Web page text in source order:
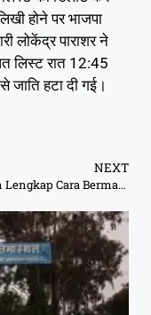
होने पर भाजपा
लोकेंद्र पाराशर ने
लिस्ट रात 12:45
जाति हटा दी गई।
NEXT
Panduan Lengkap Cara Bermain Slot di Situs Ceriabet Online